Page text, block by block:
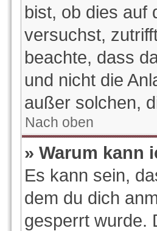
bist, ob dies auf
versuchst,
beachte, dass
und nicht die
außer solchen,
Nach oben
» Warum kann
Es kann sein,
dem du dich
gesperrt wurde.